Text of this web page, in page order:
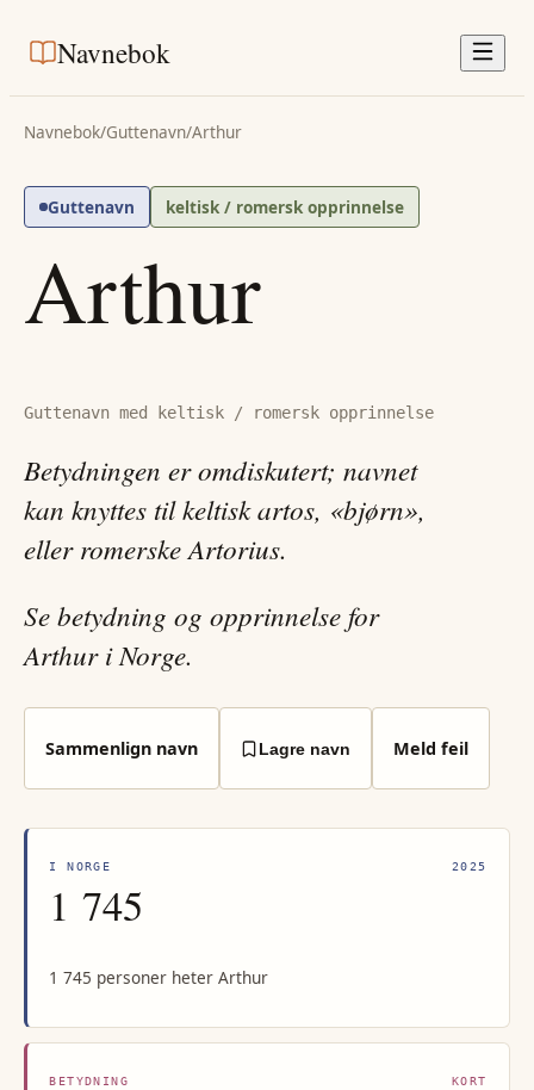
Navnebok
Navnebok/Guttenavn/Arthur
Guttenavn keltisk / romersk opprinnelse
Arthur
Guttenavn med keltisk / romersk opprinnelse
Betydningen er omdiskutert; navnet
kan knyttes til keltisk artos, «bjørn»,
eller romerske Artorius.
Se betydning og opprinnelse for
Arthur i Norge.
Sammenlign navn Lagre navn Meld feil
I NORGE 2025
1 745
1 745 personer heter Arthur
BETYDNING KORT